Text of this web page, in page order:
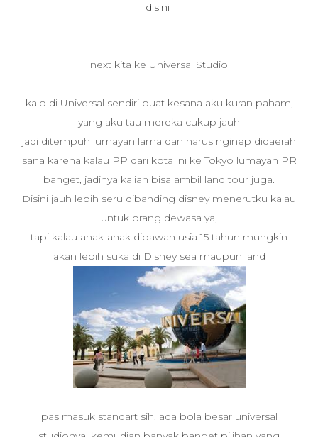
disini
next kita ke Universal Studio
kalo di Universal sendiri buat kesana aku kuran paham,
yang aku tau mereka cukup jauh
jadi ditempuh lumayan lama dan harus nginep didaerah
sana karena kalau PP dari kota ini ke Tokyo lumayan PR
banget, jadinya kalian bisa ambil land tour juga.
Disini jauh lebih seru dibanding disney menerutku kalau
untuk orang dewasa ya,
tapi kalau anak-anak dibawah usia 15 tahun mungkin
akan lebih suka di Disney sea maupun land
pas masuk standart sih, ada bola besar universal